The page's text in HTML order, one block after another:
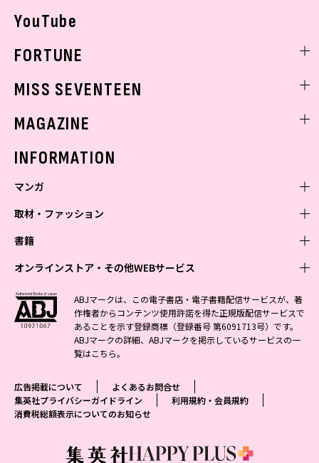
YouTube
FORTUNE
MISS SEVENTEEN
MAGAZINE
INFORMATION
マンガ
少年マンガ
Vジャンプ
最強ジャンプ
少年ジャンプ+
ジャンプTOON
ジャンプルーキー！
S-MANGA
集英社コミック文庫
青年マンガ
ZEBRACK
S-MANGA
集英社ジャンプリミックス
週刊ヤングジャンプ
ヤングジャンプ定期購読デジタル
となりのヤングジャンプ
少女マンガ
ZEBRACK
S-MANGA
集英社コミック文庫
マーガレット
別冊マーガレット
リマコミ
女性マンガ
ジャンプTOON
集英社コミック文庫
マンガMee公式サイト
リマコミ
取材・ファッション
ファッション・美容
BAILA
MAQUIA
eclat
T JAPAN
MEN'S NON-NO
芸能・情報・スポーツ
週プレNEWS
週プレ グラジャパ!
書籍
文芸・文庫・総合
小説すばる
集英社 文芸ステーション
web 集英社文庫
アジア人物史
学芸・ノンフィクション・新書
1日5分で、明日は変わる よみタイ yomitai
集英社学芸部 - 学芸・ノンフィクション
集英社ビジネス書
集英社新書プラス - 知の水先案内人
kotoba
ライトノベル・ノベライズ
集英社オレンジ文庫
ダッシュエックス文庫公式サイト
集英社Webマガジン コバルト
集英社の児童図書 S-KIDS.LAND
オンラインストア・その他WEBサービス
オンラインストア
OTO
SHUEISHA MANGA-ART HERITAGE
ジャンプキャラクターズストア
HAPPY PLUS STORE
SHUEISHA VOX
LEEマルシェ
その他WEBサービス
集英社アドナビ
ABJマークは、この電子書店・電子書籍配信サービスが、著
作権者からコンテンツ使用許諾を得た正規版配信サービスで
あることを示す登録商標（登録番号 第6091713号）です。
ABJマークの詳細、ABJマークを掲示しているサービスの一
覧はこちら。
広告掲載について
よくあるお問合せ
集英社プライバシーガイドライン
利用規約・会員規約
消費税総額表示についてのお知らせ